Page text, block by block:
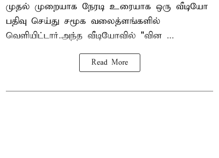
முதல் முறையாக நேரடி உரையாக ஒரு வீடியோ
பதிவு செய்து சமூக வலைத்ளங்களில்
வெளியிட்டார்.அந்த வீடியோவில் "வின ...
Read More